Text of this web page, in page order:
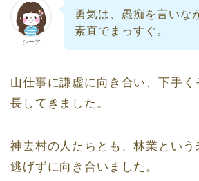
シーア
勇気は、愚痴を言いな
素直でまっすぐ。
山仕事に謙虚に向き合い、下手
長してきました。
神去村の人たちとも、林業という
逃げずに向き合いました。